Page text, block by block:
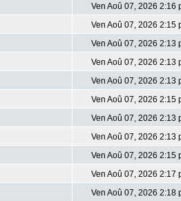
Ven Aoû 07, 2026 2:16
Ven Aoû 07, 2026 2:15
Ven Aoû 07, 2026 2:13
Ven Aoû 07, 2026 2:13
Ven Aoû 07, 2026 2:13
Ven Aoû 07, 2026 2:15
Ven Aoû 07, 2026 2:13
Ven Aoû 07, 2026 2:13
Ven Aoû 07, 2026 2:15
Ven Aoû 07, 2026 2:17
Ven Aoû 07, 2026 2:18